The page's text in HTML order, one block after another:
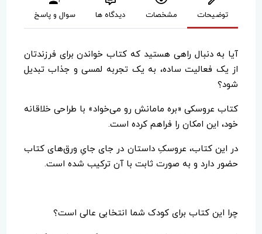
توضیحات مشخصات دیدگاه ها سوال و پاسخ
آیا به دنبال راهی هستید که کتاب خواندن برای فرزندتان
از یک فعالیت ساده، به یک تجربه لمسی و جذاب تبدیل
شود؟
کتاب عروسکی «بره مامانش رو می‌خواد» با طراحی خلاقانه
خود، این امکان را فراهم کرده است.
در این کتاب، عروسکِ داستان در جای جایِ ورق‌های کتاب
حضور دارد و به صورت ثابت با آن ترکیب شده است.
چرا این کتاب برای کودک شما انتخابی عالی است؟